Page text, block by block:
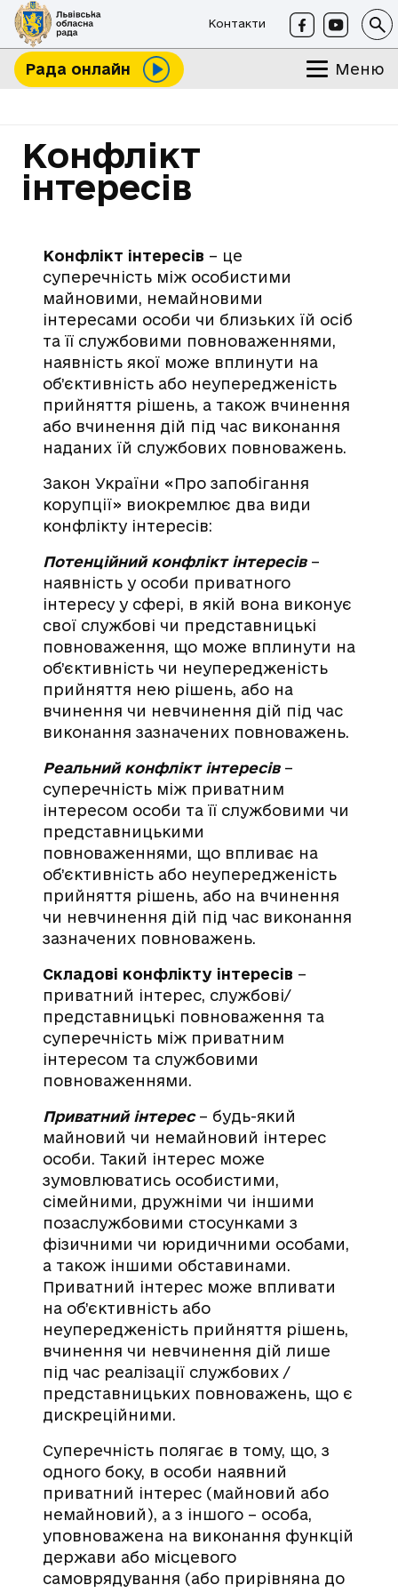
Контакти
Рада онлайн Меню
Конфлікт
інтересів
Конфлікт інтересів – це
суперечність між особистими
майновими, немайновими
інтересами особи чи близьких їй осіб
та її службовими повноваженнями,
наявність якої може вплинути на
об’єктивність або неупередженість
прийняття рішень, а також вчинення
або вчинення дій під час виконання
наданих їй службових повноважень.
Закон України «Про запобігання
корупції» виокремлює два види
конфлікту інтересів:
Потенційний конфлікт інтересів–
наявність у особи приватного
інтересу у сфері, в якій вона виконує
свої службові чи представницькі
повноваження, що може вплинути на
об’єктивність чи неупередженість
прийняття нею рішень, або на
вчинення чи невчинення дій під час
виконання зазначених повноважень.
Реальний конфлікт інтересів–
суперечність між приватним
інтересом особи та її службовими чи
представницькими
повноваженнями, що впливає на
об’єктивність або неупередженість
прийняття рішень, або на вчинення
чи невчинення дій під час виконання
зазначених повноважень.
Складові конфлікту інтересів –
приватний інтерес, службові/
представницькі повноваження та
суперечність між приватним
інтересом та службовими
повноваженнями.
Приватний інтерес– будь-який
майновий чи немайновий інтерес
особи. Такий інтерес може
зумовлюватись особистими,
сімейними, дружніми чи іншими
позаслужбовими стосунками з
фізичними чи юридичними особами,
а також іншими обставинами.
Приватний інтерес може впливати
на об’єктивність або
неупередженість прийняття рішень,
вчинення чи невчинення дій лише
під час реалізації службових /
представницьких повноважень, що є
дискреційними.
Суперечність полягає в тому, що, з
одного боку, в особи наявний
приватний інтерес (майновий або
немайновий), а з іншого – особа,
уповноважена на виконання функцій
держави або місцевого
самоврядування (або прирівняна до